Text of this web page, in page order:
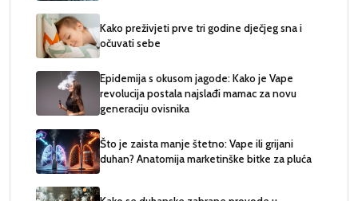
Kako preživjeti prve tri godine dječjeg sna i
očuvati sebe
Epidemija s okusom jagode: Kako je Vape
revolucija postala najslađi mamac za novu
generaciju ovisnika
Što je zaista manje štetno: Vape ili grijani
duhan? Anatomija marketinške bitke za pluća